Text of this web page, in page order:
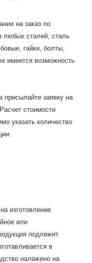
на заказ по
любых сталей, сталь
гайки, болты,
имеется возможность
присылайте заявку на
стоимости
указать количество
изготовление
или
подлежит
в
налажено на